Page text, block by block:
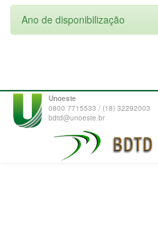
Ano de disponibilização
Unoeste
0800 7715533 / (18) 32292003
bdtd@unoeste.br